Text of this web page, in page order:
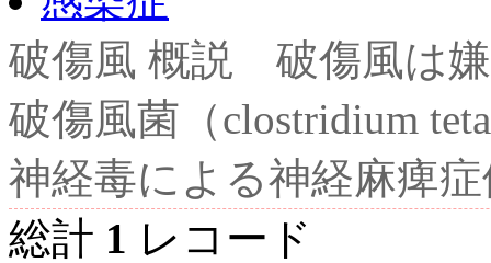
破傷風 概説 破傷風は
破傷風菌（clostridium
神経毒による神経麻痺
総計 1 レコード